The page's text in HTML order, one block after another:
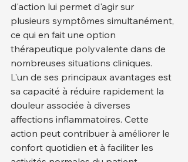
d'action lui permet d'agir sur
plusieurs symptômes simultanément,
ce qui en fait une option
thérapeutique polyvalente dans de
nombreuses situations cliniques.
L'un de ses principaux avantages est
sa capacité à réduire rapidement la
douleur associée à diverses
affections inflammatoires. Cette
action peut contribuer à améliorer le
confort quotidien et à faciliter les